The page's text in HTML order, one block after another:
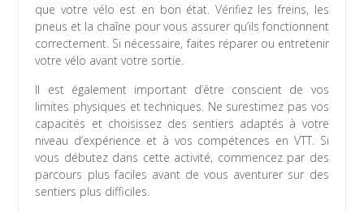
que votre vélo est en bon état. Vérifiez les freins, les
pneus et la chaîne pour vous assurer qu’ils fonctionnent
correctement. Si nécessaire, faites réparer ou entretenir
votre vélo avant votre sortie.
Il est également important d’être conscient de vos
limites physiques et techniques. Ne surestimez pas vos
capacités et choisissez des sentiers adaptés à votre
niveau d’expérience et à vos compétences en VTT. Si
vous débutez dans cette activité, commencez par des
parcours plus faciles avant de vous aventurer sur des
sentiers plus difficiles.